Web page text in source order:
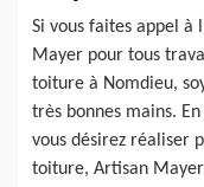
Si vous faites appel à
Mayer pour tous
toiture à Nomdieu,
très bonnes mains.
vous désirez réaliser
toiture, Artisan